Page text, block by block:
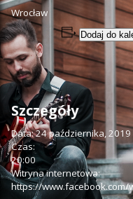
Wrocław
Dodaj do
Szczegóły
Data:24 października, 2019
Czas:
20:00
Witryna internetowa:
https://